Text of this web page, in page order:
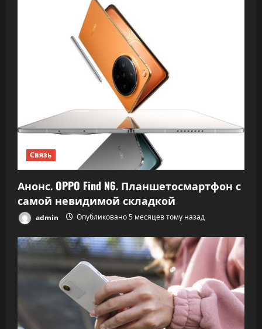
Связь
Анонс. OPPO Find N6. Планшетосмартфон с
самой невидимой складкой
admin Опубликовано 5 месяцев тому назад